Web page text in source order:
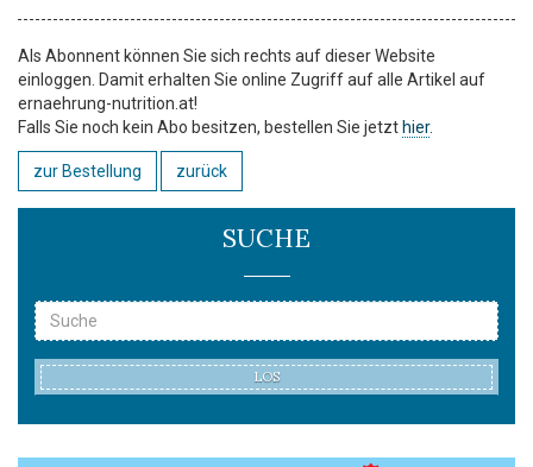
Als Abonnent können Sie sich rechts auf dieser Website
einloggen. Damit erhalten Sie online Zugriff auf alle Artikel auf
ernaehrung-nutrition.at!
Falls Sie noch kein Abo besitzen, bestellen Sie jetzt hier.
zur Bestellung zurück
SUCHE
LOS